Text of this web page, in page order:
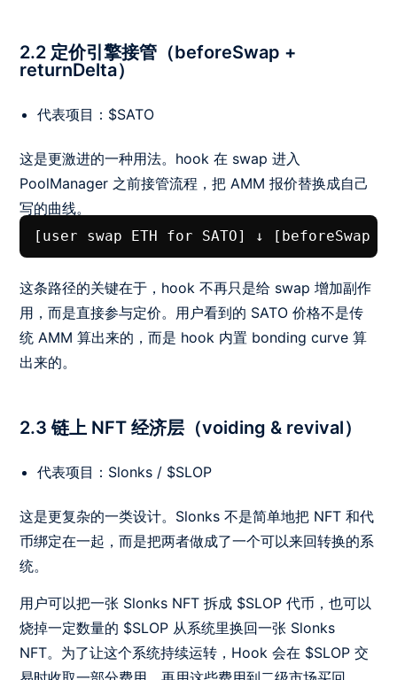
2.2 定价引擎接管（beforeSwap +
returnDelta）
代表项目：$SATO
这是更激进的一种用法。hook 在 swap 进入
PoolManager 之前接管流程，把 AMM 报价替换成自己
写的曲线。
[user swap ETH for SATO] ↓ [beforeSwap
这条路径的关键在于，hook 不再只是给 swap 增加副作
用，而是直接参与定价。用户看到的 SATO 价格不是传
统 AMM 算出来的，而是 hook 内置 bonding curve 算
出来的。
2.3 链上 NFT 经济层（voiding & revival）
代表项目：Slonks / $SLOP
这是更复杂的一类设计。Slonks 不是简单地把 NFT 和代
币绑定在一起，而是把两者做成了一个可以来回转换的系
统。
用户可以把一张 Slonks NFT 拆成 $SLOP 代币，也可以
烧掉一定数量的 $SLOP 从系统里换回一张 Slonks
NFT。为了让这个系统持续运转，Hook 会在 $SLOP 交